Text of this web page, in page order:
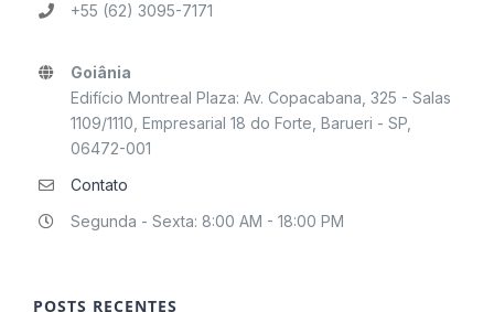
+55 (62) 3095-7171
Goiânia
Edifício Montreal Plaza: Av. Copacabana, 325 - Salas
1109/1110, Empresarial 18 do Forte, Barueri - SP,
06472-001
Contato
Segunda - Sexta: 8:00 AM - 18:00 PM
POSTS RECENTES